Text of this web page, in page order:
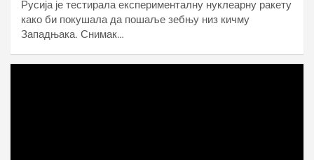
Русија је тестирала експерименталну нуклеарну ракету
како би покушала да пошаље зебњу низ кичму
Западњака. Снимак…